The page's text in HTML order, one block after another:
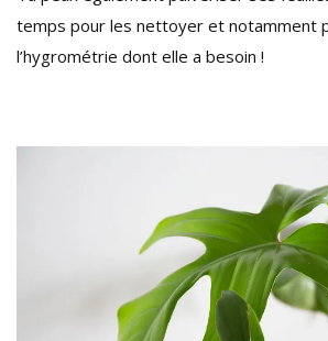
temps pour les nettoyer et notamment
l’hygrométrie dont elle a besoin !